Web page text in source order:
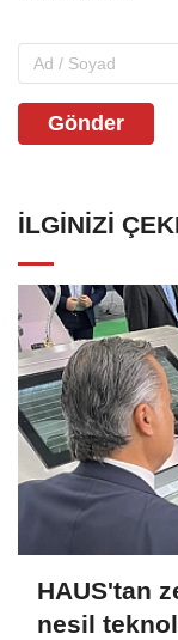
Gönder
İLGINIZI
HAUS'tan
nesil